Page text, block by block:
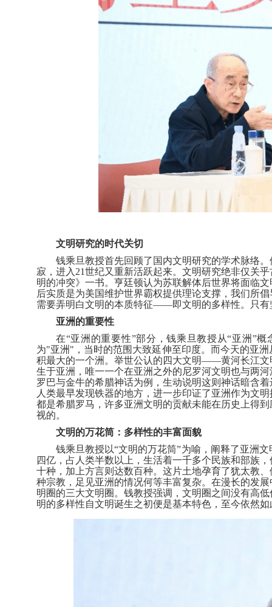
文明研究的时代关切
钱乘旦教授首先回顾了国内文明研究的学术脉络
寂，进入 21世纪又重新活跃起来。文明研究绝非仅关
明的冲突》一书。亨廷顿认为苏联解体后世界将面临
后实质是为美国维护世界霸权提供理论支撑，我们所
需要弄明白文明的本质特征——即文明的多样性。只有
亚洲的重要性
在“亚洲的重要性”部分，钱乘旦教授从“亚洲”
为"亚洲 " ，当时的范围大致延伸至印度。而今天的亚
积最大的一个洲。举世公认的四大文明——黄河长江文
生于亚洲，唯一一个在亚洲之外的尼罗河文明也与两
罗巴与金牛的希腊神话为例，生动说明这则神话暗含
人类最早发现铁器的地方，进一步印证了亚洲作为文
都是希腊罗马，许多亚洲文明的贡献未能在历史上得
视的。
文明的万花筒：多样性的丰富面貌
钱乘旦教授以“文明的万花筒”为喻，阐释了亚洲
四亿，占人类半数以上，生活着一千多个民族和部族
十种，加上方言则达数百种。这片土地孕育了犹太教
种宗教，足见亚洲的情况何等丰富复杂。在漫长的发
明圈的三大文明圈。钱教授强调，文明圈之间没有高
明的多样性自文明诞生之初便是基本特色，至今依然